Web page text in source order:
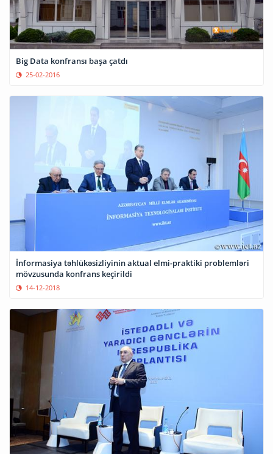
Big Data konfransı başa çatdı
25-02-2016
İnformasiya təhlükəsizliyinin aktual elmi-praktiki problemləri
mövzusunda konfrans keçirildi
14-12-2018